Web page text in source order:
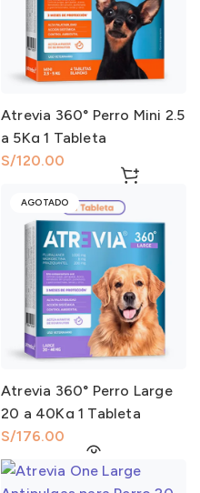
Atrevia 360° Perro Mini 2.5
a 5Kg 1 Tableta
S/
AGOTADO
Atrevia 360° Perro Large
20 a 40Kg 1 Tableta
S/